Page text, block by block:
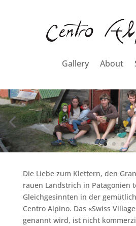
Gallery About
Die Liebe zum Klettern, den
rauen Landstrich in Patagonien
Gleichgesinnten in der
Centro Alpino. Das «Swiss
genannt wird, ist nicht